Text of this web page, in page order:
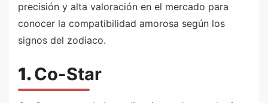
precisión y alta valoración en el mercado para
conocer la compatibilidad amorosa según los
signos del zodiaco.
1.Co-Star